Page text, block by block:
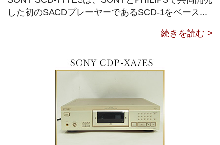
した初のSACDプレーヤーであるSCD-1をベース...
続きを読む >